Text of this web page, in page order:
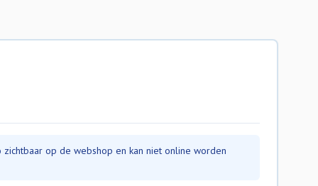
op de webshop en kan niet online worden